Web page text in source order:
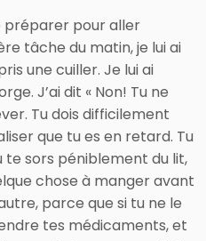
préparer pour aller
tâche du matin, je lui ai
une cuiller. Je lui ai
J’ai dit « Non! Tu ne
Tu dois difficilement
que tu es en retard. Tu
sors péniblement du lit,
chose à manger avant
parce que si tu ne le
tes médicaments, et